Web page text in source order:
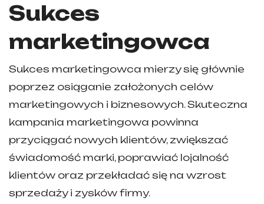
Sukces
marketingowca
Sukces marketingowca mierzy się głównie
poprzez osiąganie założonych celów
marketingowych i biznesowych. Skuteczna
kampania marketingowa powinna
przyciągać nowych klientów, zwiększać
świadomość marki, poprawiać lojalność
klientów oraz przekładać się na wzrost
sprzedaży i zysków firmy.